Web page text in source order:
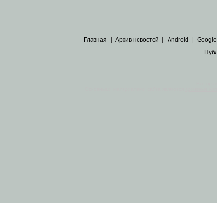
Главная Архив новостей Android Google